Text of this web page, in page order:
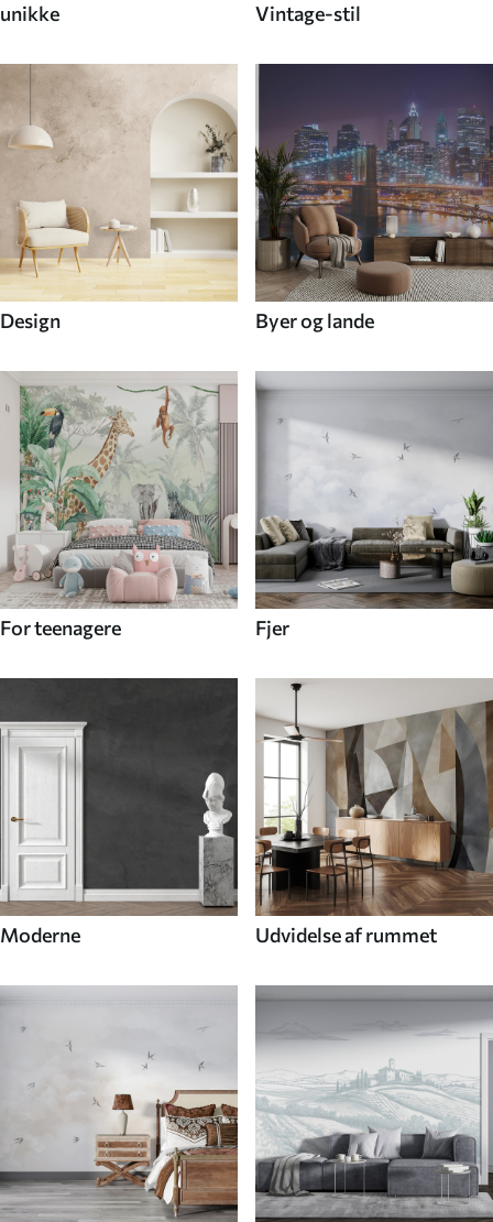
unikke Vintage-stil
Design Byer og lande
For teenagere Fjer
Moderne Udvidelse af rummet